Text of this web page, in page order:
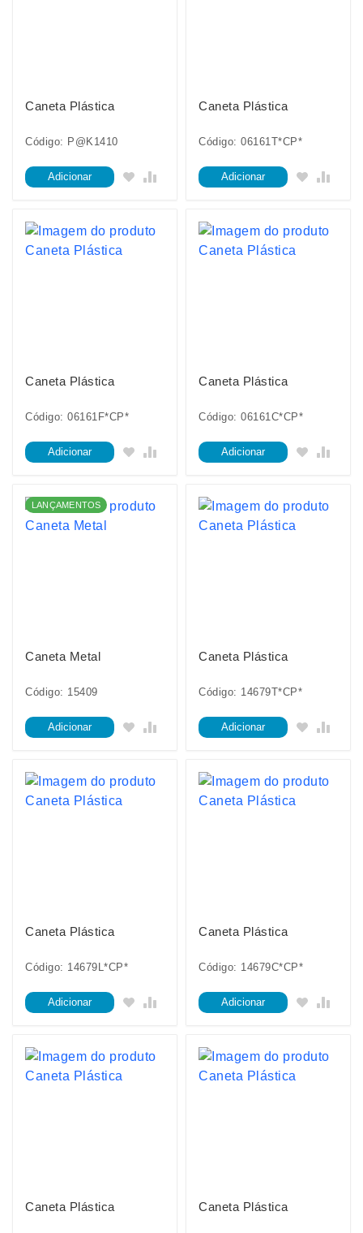
Caneta Plástica
Código: P@K1410
Adicionar
Caneta Plástica
Código: 06161T*CP*
Adicionar
Caneta Plástica
Código: 06161F*CP*
Adicionar
Caneta Plástica
Código: 06161C*CP*
Adicionar
LANÇAMENTOS
Caneta Metal
Código: 15409
Adicionar
Caneta Plástica
Código: 14679T*CP*
Adicionar
Caneta Plástica
Código: 14679L*CP*
Adicionar
Caneta Plástica
Código: 14679C*CP*
Adicionar
Caneta Plástica Caneta Plástica